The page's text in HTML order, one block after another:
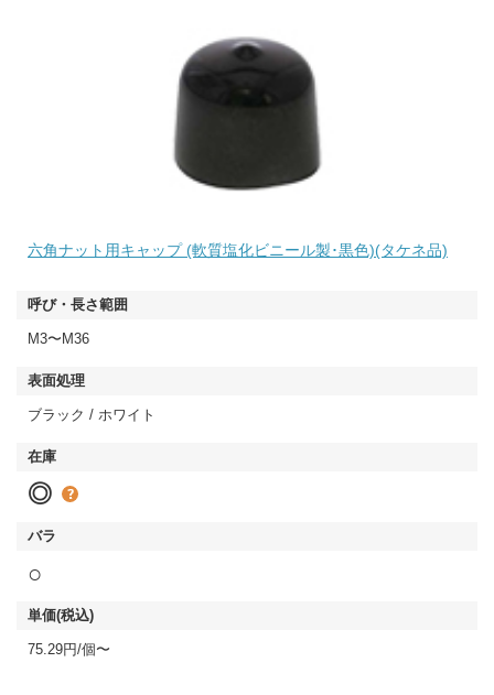
六角ナット用キャップ (軟質塩化ビニール製･黒色)(タケネ品)
M3〜M36
ブラック / ホワイト
◎
○
75.29円/個〜